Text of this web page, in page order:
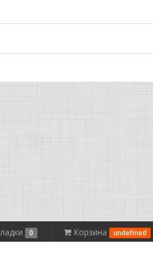
0 Корзина undefined